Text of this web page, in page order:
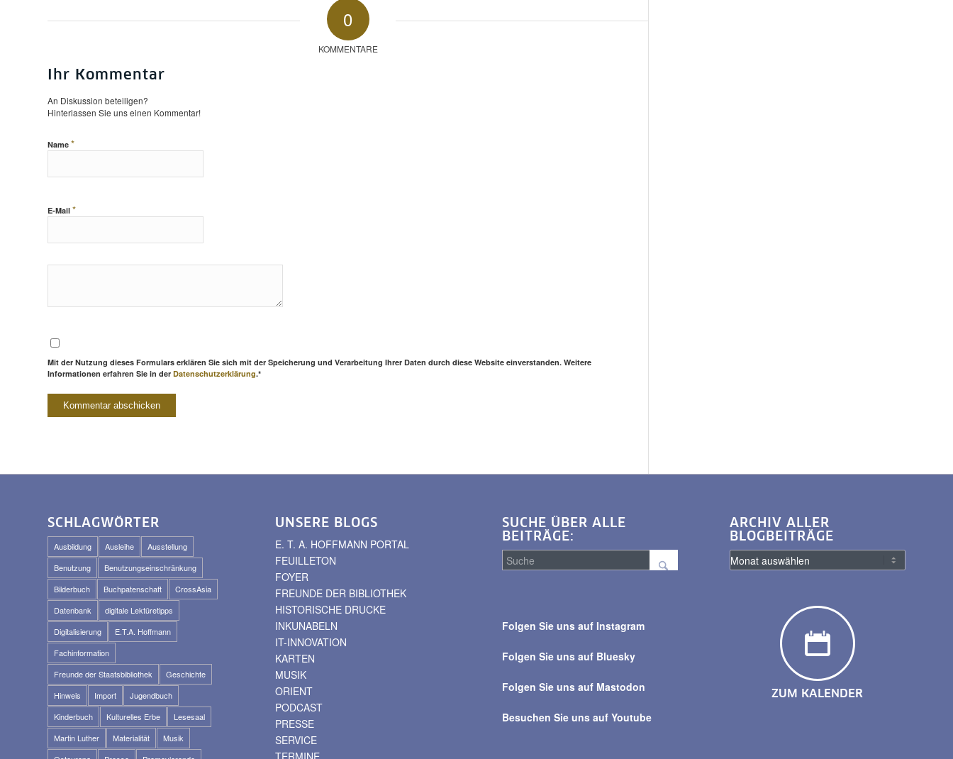
0
KOMMENTARE
Ihr Kommentar
An Diskussion beteiligen?
Hinterlassen Sie uns einen Kommentar!
Name *
E-Mail *
Mit der Nutzung dieses Formulars erklären Sie sich mit der Speicherung und Verarbeitung Ihrer Daten durch diese Website einverstanden. Weitere
Informationen erfahren Sie in der Datenschutzerklärung.*
SCHLAGWÖRTER
Ausbildung Ausleihe
Ausstellung
Benutzung
Benutzungseinschränkung
Bilderbuch
Buchpatenschaft
CrossAsia
Datenbank
digitale Lektüretipps
Digitalisierung
E.T.A. Hoffmann
Fachinformation
Freunde der Staatsbibliothek
Geschichte
Hinweis
Import
Jugendbuch
Kinderbuch
Kulturelles Erbe
Lesesaal
Martin Luther
Materialität
Musik
UNSERE BLOGS
E. T. A. HOFFMANN PORTAL
FEUILLETON
FOYER
FREUNDE DER BIBLIOTHEK
HISTORISCHE DRUCKE
INKUNABELN
IT-INNOVATION
KARTEN
MUSIK
ORIENT
PODCAST
PRESSE
SERVICE
TERMINE
SUCHE ÜBER ALLE
BEITRÄGE:
alle
Folgen Sie uns auf Instagram
Folgen Sie uns auf Bluesky
Folgen Sie uns auf Mastodon
Besuchen Sie uns auf Youtube
ARCHIV ALLER
BLOGBEITRÄGE
ZUM KALENDER